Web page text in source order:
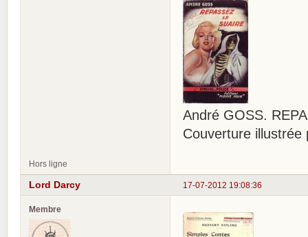
André GOSS.
Couverture illustrée
Hors ligne
17-07-2012 19:08:36
Lord Darcy
Membre